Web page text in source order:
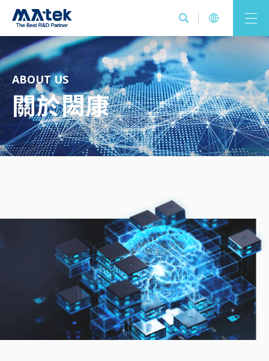
ABOUT US
關於閎康